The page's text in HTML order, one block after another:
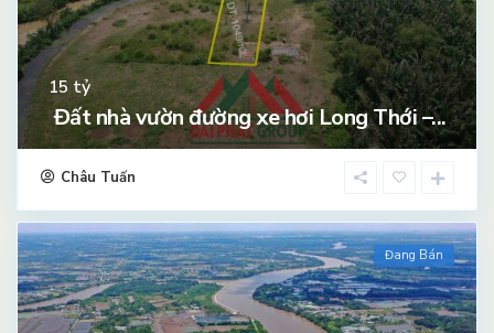
15 tỷ
Đất nhà vườn đường xe hơi Long Thới –...
Châu Tuấn
Đang Bán